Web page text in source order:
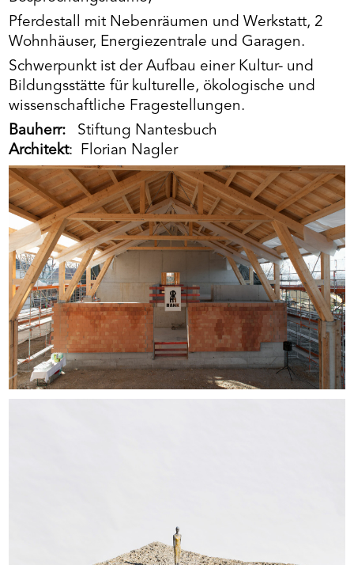
Pferdestall mit Nebenräumen und Werkstatt, 2
Wohnhäuser, Energiezentrale und Garagen.
Schwerpunkt ist der Aufbau einer Kultur- und
Bildungsstätte für kulturelle, ökologische und
wissenschaftliche Fragestellungen.
Bauherr: Stiftung Nantesbuch
Architekt: Florian Nagler